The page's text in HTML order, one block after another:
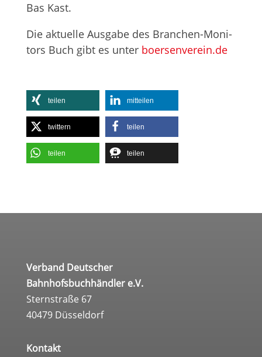
Bas Kast.
Die aktu­elle Aus­gabe des Bran­chen-Moni­
tors Buch gibt es unter boersenverein.de
tei­len mit­tei­len
twit­tern tei­len
tei­len tei­len
Verband Deutscher
Bahnhofsbuchhändler e.V.
Sternstraße 67
40479 Düsseldorf
Kontakt